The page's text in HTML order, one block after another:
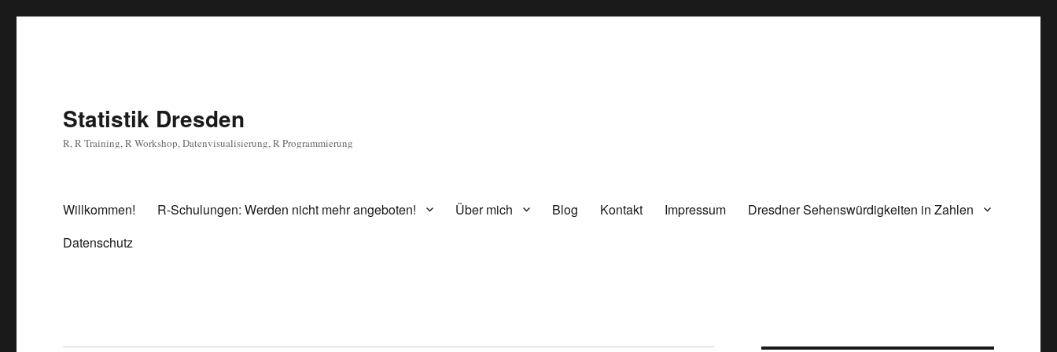
Statistik Dresden
R, R Training, R Workshop, Datenvisualisierung, R Programmierung
Willkommen! R-Schulungen: Werden nicht mehr angeboten! Über mich Blog Kontakt Impressum
Dresdner Sehenswürdigkeiten in Zahlen
Datenschutz